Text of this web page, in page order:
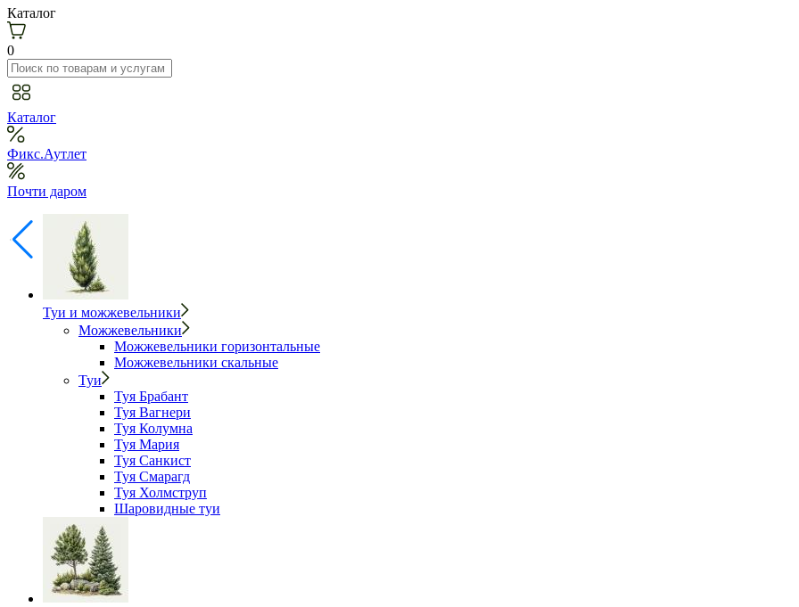
Каталог
0
Каталог
Фикс.Аутлет
Почти даром
Туи и можжевельники
Можжевельники
Можжевельники горизонтальные
Можжевельники скальные
Туи
Туя Брабант
Туя Вагнери
Туя Колумна
Туя Мария
Туя Санкист
Туя Смарагд
Туя Холмструп
Шаровидные туи